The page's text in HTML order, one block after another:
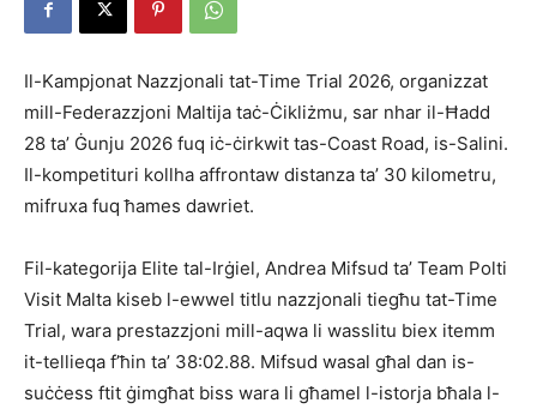
Il-Kampjonat Nazzjonali tat-Time Trial 2026, organizzat
mill-Federazzjoni Maltija taċ-Ċikliżmu, sar nhar il-Ħadd
28 ta’ Ġunju 2026 fuq iċ-ċirkwit tas-Coast Road, is-Salini.
Il-kompetituri kollha affrontaw distanza ta’ 30 kilometru,
mifruxa fuq ħames dawriet.
Fil-kategorija Elite tal-Irġiel, Andrea Mifsud ta’ Team Polti
Visit Malta kiseb l-ewwel titlu nazzjonali tiegħu tat-Time
Trial, wara prestazzjoni mill-aqwa li wasslitu biex itemm
it-tellieqa f’ħin ta’ 38:02.88. Mifsud wasal għal dan is-
suċċess ftit ġimgħat biss wara li għamel l-istorja bħala l-